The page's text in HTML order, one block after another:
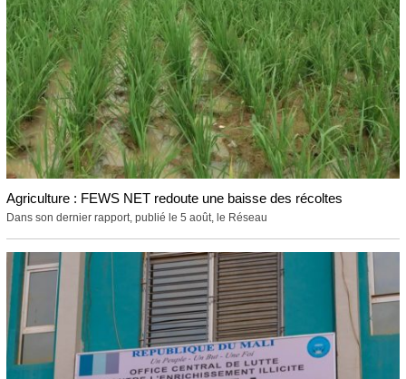
Agriculture : FEWS NET redoute une baisse des récoltes
Dans son dernier rapport, publié le 5 août, le Réseau